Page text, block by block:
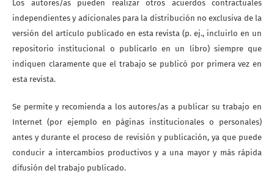
Los autores/as pueden realizar otros acuerdos contractuales
independientes y adicionales para la distribución no exclusiva de la
versión del artículo publicado en esta revista (p. ej., incluirlo en un
repositorio institucional o publicarlo en un libro) siempre que
indiquen claramente que el trabajo se publicó por primera vez en
esta revista.
Se permite y recomienda a los autores/as a publicar su trabajo en
Internet (por ejemplo en páginas institucionales o personales)
antes y durante el proceso de revisión y publicación, ya que puede
conducir a intercambios productivos y a una mayor y más rápida
difusión del trabajo publicado.